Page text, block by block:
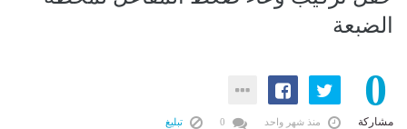
الضبعة
0
مشاركة منذ شهر واحد تبليغ